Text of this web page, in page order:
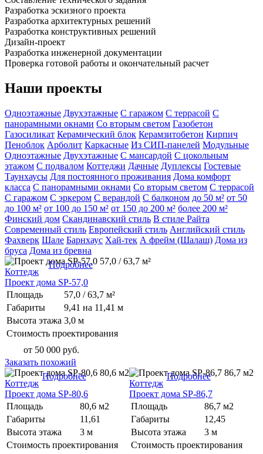
Разработка эскизного проекта
Разработка архитектурных решений
Разработка конструктивных решений
Дизайн-проект
Разработка инженерной документации
Проверка готовой работы и окончательный расчет
Наши проекты
Одноэтажные Двухэтажные С гаражом С террасой С
панорамными окнами Со вторым светом Газобетон
Газосиликат Керамический блок Керамзитобетон Кирпич
Пеноблок Арболит Каркасные Из СИП-панелей Модульные
Одноэтажные Двухэтажные С мансардой C цокольным
этажом С подвалом Коттеджи Дачные Дуплексы Гостевые
Таунхаусы Для постоянного проживания Дома комфорт
класса С панорамными окнами Со вторым светом С террасой
С гаражом С эркером С верандой С балконом до 50 м² от 50
до 100 м² от 100 до 150 м² от 150 до 200 м² более 200 м²
Финский дом Скандинавский стиль В стиле Райта
Современный стиль Европейский стиль Английский стиль
Фахверк Шале Барнхаус Хай-тек А фрейм (Шалаш) Дома из
бруса Дома из бревна
Подробнее
57,0 / 63,7 м²
Коттедж
Проект дома SP-57,0
Площадь
57,0 / 63,7 м²
Габариты
9,41 на 11,41 м
Высота этажа 3,0 м
Стоимость проектирования
от 50 000 руб.
Заказать похожий
Подробнее
80,6 м2
Коттедж
Проект дома SP-80,6
Площадь
80,6 м2
Габариты
11,61
Высота этажа
3 м
Стоимость проектирования
Подробнее
86,7 м2
Коттедж
Проект дома SP-86,7
Площадь
86,7 м2
Габариты
12,45
Высота этажа
3 м
Стоимость проектирования